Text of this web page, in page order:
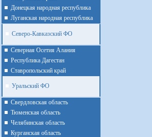
Донецкая народная республика
Луганская народная республика
Северо-Кавказский ФО
Северная Осетия Алания
Республика Дагестан
Ставропольский край
Уральский ФО
Cвердловская область
Тюменская область
Челябинская область
Курганская область